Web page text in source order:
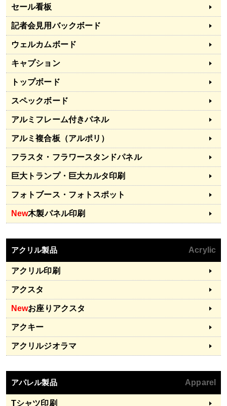
セール看板
記者会見用バックボード
ウェルカムボード
キャプション
トップボード
スペックボード
アルミフレーム付きパネル
アルミ複合板（アルポリ）
フラスタ・フラワースタンドパネル
巨大トランプ・巨大カルタ印刷
フォトブース・フォトスポット
New木製パネル印刷
アクリル製品 Acrylic
アクリル印刷
アクスタ
Newお座りアクスタ
アクキー
アクリルジオラマ
アパレル製品 Apparel
Tシャツ印刷